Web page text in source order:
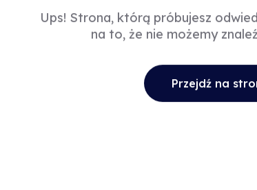
Ups! Strona, którą próbujesz
na to, że nie możemy
Przejdź na